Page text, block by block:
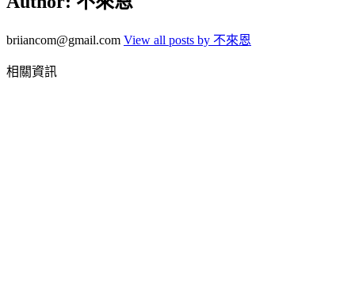
briiancom@gmail.com View all posts by 不來恩
相關資訊